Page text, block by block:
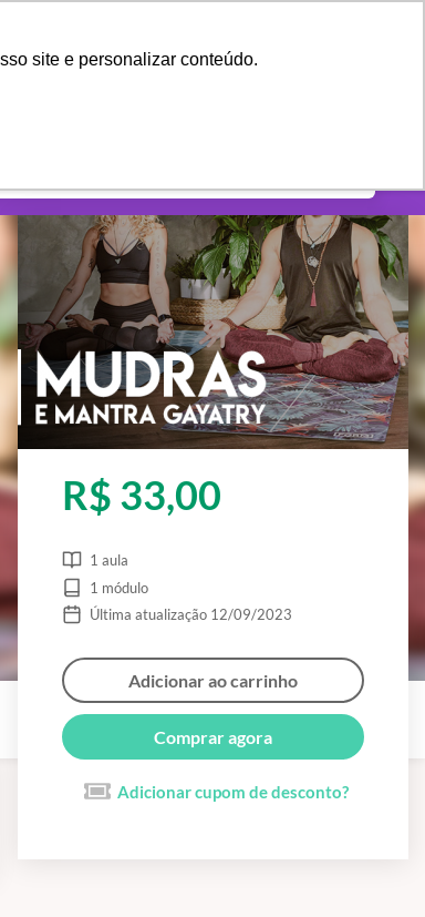
site e personalizar conteúdo.
ENTRAR CRIAR CONTA
R$ 33,00
1 aula
1 módulo
Última atualização 12/09/2023
Adicionar ao carrinho
Comprar agora
Adicionar cupom de desconto?